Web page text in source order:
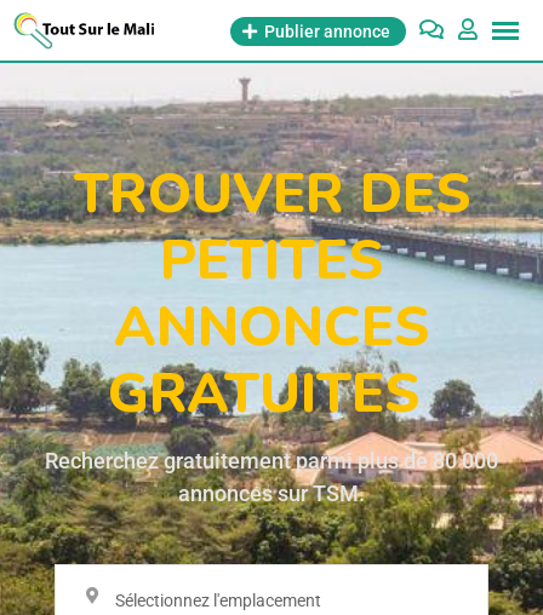
Publier annonce
TROUVER DES
PETITES
ANNONCES
GRATUITES
Recherchez gratuitement parmi plus de 80 000
annonces sur TSM.
Sélectionnez l'emplacement